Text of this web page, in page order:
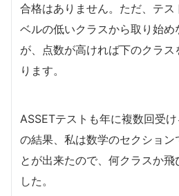
合格はありません。ただ、テス
ベルの低いクラスから取り始め
が、点数が高ければ下のクラ
ります。
ASSETテストも年に複数回受
の結果、私は数学のセクション
とが出来たので、何クラスか飛
した。